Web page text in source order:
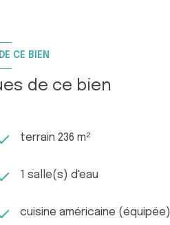
CE BIEN
de ce bien
terrain 236 m²
1 salle(s) d'eau
cuisine américaine (équipée)